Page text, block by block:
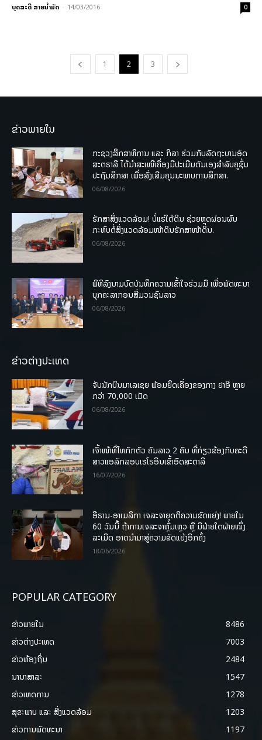
ບຸດສະດີ ສາຍນ້ຳມັດ - 14/03/2016 0
1 2 3
ຂ່າວພາຍໃນ
ກະຊວງສຶກສາທິການ ແລະ ກິລາ ຮ່ວມກັບລັດຖະບານອົດ
ສະຕຣາລີ ໄດ້ນຳສະເໜີເຄື່ອງມືປະເມີນຕົນເອງສຳລັບຄູຊັ້ນ
ປະຖົມສຶກສາ ເພື່ອສົ່ງເສີມຄຸນນະພາບການສຶກສາ.
06/08/2026
ຮັກສາສິ່ງແວດລ້ອມ! ບໍ່ແຮ່ໃຕ້ດິນ ຊ່ວຍຫຼຸດຜ່ອນຜົນ
ກະທົບຕໍ່ສິ່ງແວດລ້ອມໜ້າດິນຮັກສາໜ້າດິນ.
06/08/2026
ພິທີລົງນາມບົດບັນທຶກຄວາມເຂົ້າໃຈຮ່ວມມື ເພື່ອພັດທະນາ
ບຸກຄະລາກອນສື່ມວນຊົນລາວ
06/08/2026
ຂ່າວຕ່າງປະເທດ
ຈັບນັກບິນມາເລເຊຍ ພ້ອມຍຶດເຄື່ອງຂອງກາງ ຢາອີ ຫຼາຍ
ກວ່າ 70,000 ເມັດ
06/08/2026
ເຈົ້າໜ້າທີ່ໄທກັກຕົວ ຄົນລາວ 2 ຄົນ ທີ່ກ່ຽວຂ້ອງກັບຄະດີ
ສາວແອລັກລອບເຮໂຣອີນເຂົ້າອົດສະຕາລີ
16/07/2026
ອີຣານ-ອາເມລິກາ ເຈລະຈາຍຸດຕິຄວາມຂັດແຍ່ງ! ພາຍໃນ
60 ວັນນີ້ ຖ້າການເຈລະຈາຫຼົ້ມເຫຼວ ຫຼື ມີຝ່າຍໃດຝ່າຍໜຶ່ງ
ລະເມີດ ອາດນໍາມາສູ່ຄວາມຂັດແຍ້ງອີກຄັ້ງ
18/06/2026
POPULAR CATEGORY
ຂ່າວພາຍ​ໃນ
8486
ຂ່າວຕ່າງປະເທດ
7003
ຂ່າວທ້ອງຖິ່ນ
2484
ນານາສາລະ
1547
ຂ່າວເຫດການ
1278
ສຸຂະພາບ ແລະ ສີ່ງແວດລ້ອມ
1203
ຂ່າວການພັດທະນາ
1197